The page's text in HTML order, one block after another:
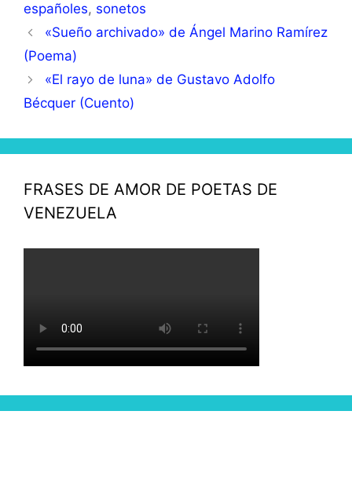
españoles, sonetos
«Sueño archivado» de Ángel Marino Ramírez
(Poema)
«El rayo de luna» de Gustavo Adolfo
Bécquer (Cuento)
FRASES DE AMOR DE POETAS DE
VENEZUELA